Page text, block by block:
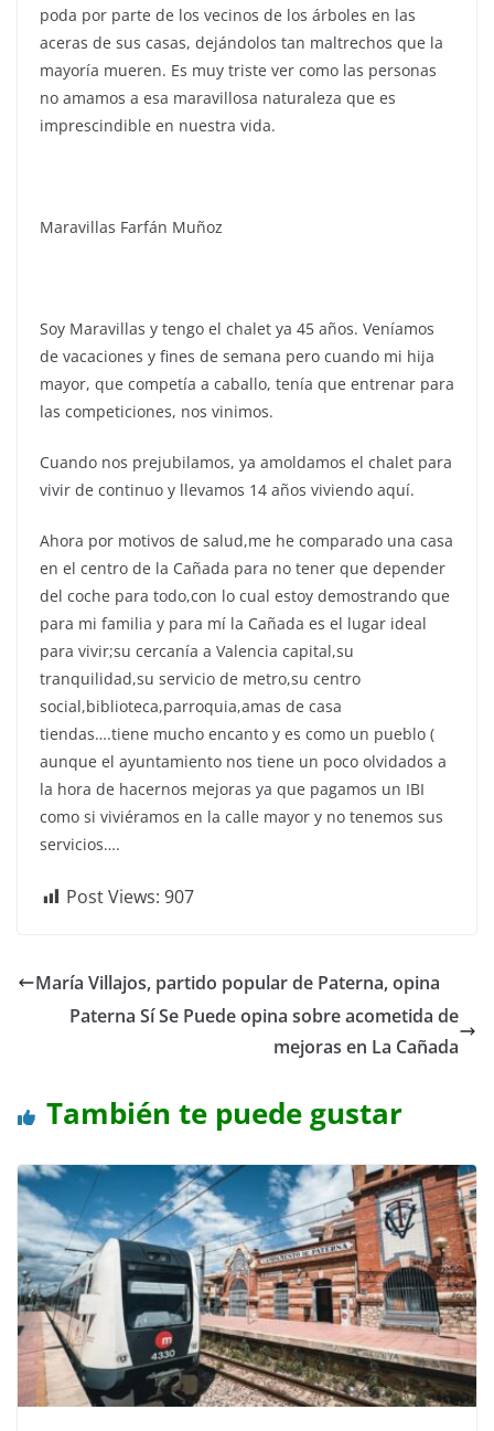
poda por parte de los vecinos de los árboles en las
aceras de sus casas, dejándolos tan maltrechos que la
mayoría mueren. Es muy triste ver como las personas
no amamos a esa maravillosa naturaleza que es
imprescindible en nuestra vida.
Maravillas Farfán Muñoz
Soy Maravillas y tengo el chalet ya 45 años. Veníamos
de vacaciones y fines de semana pero cuando mi hija
mayor, que competía a caballo, tenía que entrenar para
las competiciones, nos vinimos.
Cuando nos prejubilamos, ya amoldamos el chalet para
vivir de continuo y llevamos 14 años viviendo aquí.
Ahora por motivos de salud,me he comparado una casa
en el centro de la Cañada para no tener que depender
del coche para todo,con lo cual estoy demostrando que
para mi familia y para mí la Cañada es el lugar ideal
para vivir;su cercanía a Valencia capital,su
tranquilidad,su servicio de metro,su centro
social,biblioteca,parroquia,amas de casa
tiendas….tiene mucho encanto y es como un pueblo (
aunque el ayuntamiento nos tiene un poco olvidados a
la hora de hacernos mejoras ya que pagamos un IBI
como si viviéramos en la calle mayor y no tenemos sus
servicios….
Post Views: 907
María Villajos, partido popular de Paterna, opina
Paterna Sí Se Puede opina sobre acometida de
mejoras en La Cañada
También te puede gustar